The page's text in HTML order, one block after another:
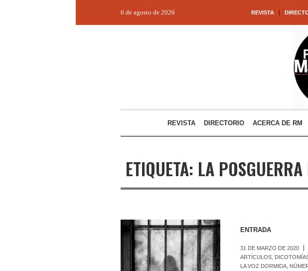
REVISTA
6 de agosto de 2026
REVISTA DIRECTORIO ACERCA DE RM
ETIQUETA: LA
ENTRADA
31 DE MARZO DE 2020
ARTÍCULOS,
LA VOZ DORMIDA,